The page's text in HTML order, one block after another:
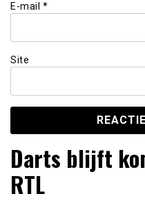
E-mail *
Site
Darts blijft
RTL